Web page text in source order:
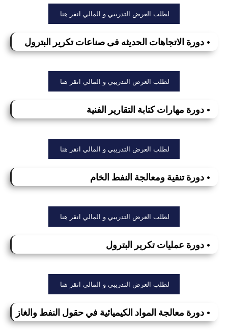
لطلب العرض التدريبي و المالي انقر هنا
• دورة الاتجاهات الحديثه فى صناعات تكرير البترول
لطلب العرض التدريبي و المالي انقر هنا
• دورة مهارات كتابة التقارير الفنية
لطلب العرض التدريبي و المالي انقر هنا
• دورة تنقية ومعالجة النفط الخام
لطلب العرض التدريبي و المالي انقر هنا
• دورة عمليات تكرير البترول
لطلب العرض التدريبي و المالي انقر هنا
• دورة معالجة المواد الكيميائية في حقول النفط والغاز